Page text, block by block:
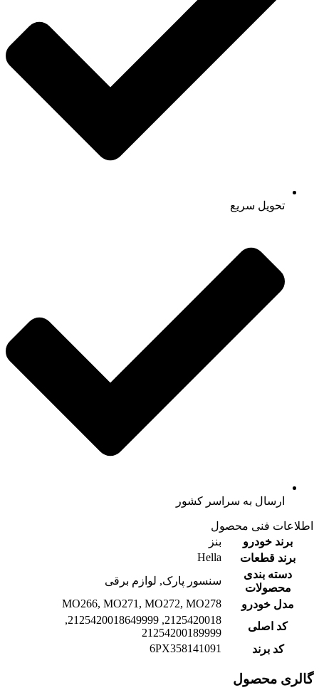
تحویل سریع
ارسال به سراسر کشور
اطلاعات فنی محصول
برند خودرو
بنز
برند قطعات
Hella
دسته بندی
محصولات
سنسور پارک, لوازم برقی
مدل خودرو
MO266, MO271, MO272, MO278
کد اصلی
2125420018, 2125420018649999,
21254200189999
کد برند
6PX358141091
گالری محصول